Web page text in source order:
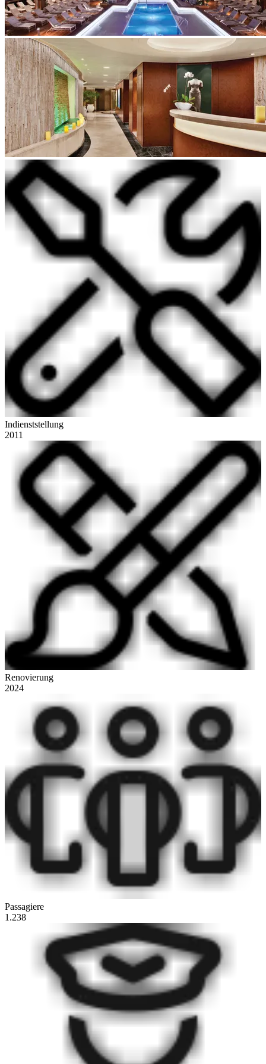
Indienststellung
2011
Renovierung
2024
Passagiere
1.238